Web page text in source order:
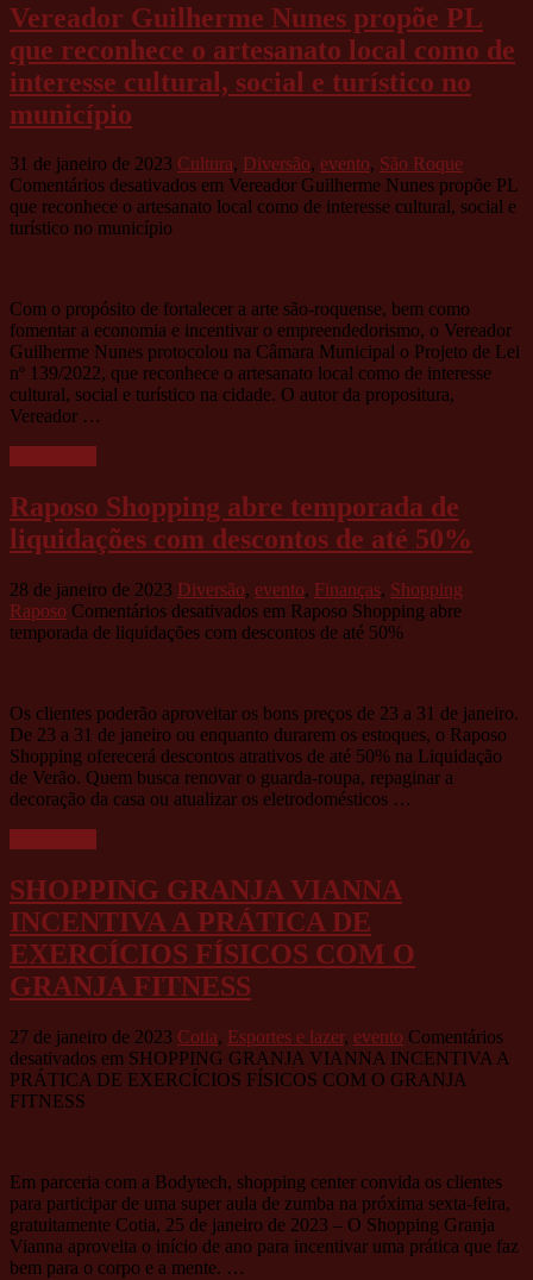
Vereador Guilherme Nunes propõe PL
que reconhece o artesanato local como de
interesse cultural, social e turístico no
município
31 de janeiro de 2023 Cultura, Diversão, evento, São Roque
Comentários desativados em Vereador Guilherme Nunes propõe PL
que reconhece o artesanato local como de interesse cultural, social e
turístico no município
Com o propósito de fortalecer a arte são-roquense, bem como
fomentar a economia e incentivar o empreendedorismo, o Vereador
Guilherme Nunes protocolou na Câmara Municipal o Projeto de Lei
nº 139/2022, que reconhece o artesanato local como de interesse
cultural, social e turístico na cidade. O autor da propositura,
Vereador …
Raposo Shopping abre temporada de
liquidações com descontos de até 50%
28 de janeiro de 2023 Diversão, evento, Finanças, Shopping
Raposo Comentários desativados em Raposo Shopping abre
temporada de liquidações com descontos de até 50%
Os clientes poderão aproveitar os bons preços de 23 a 31 de janeiro.
De 23 a 31 de janeiro ou enquanto durarem os estoques, o Raposo
Shopping oferecerá descontos atrativos de até 50% na Liquidação
de Verão. Quem busca renovar o guarda-roupa, repaginar a
decoração da casa ou atualizar os eletrodomésticos …
SHOPPING GRANJA VIANNA
INCENTIVA A PRÁTICA DE
EXERCÍCIOS FÍSICOS COM O
GRANJA FITNESS
27 de janeiro de 2023 Cotia, Esportes e lazer, evento Comentários
desativados em SHOPPING GRANJA VIANNA INCENTIVA A
PRÁTICA DE EXERCÍCIOS FÍSICOS COM O GRANJA
FITNESS
Em parceria com a Bodytech, shopping center convida os clientes
para participar de uma super aula de zumba na próxima sexta-feira,
gratuitamente Cotia, 25 de janeiro de 2023 – O Shopping Granja
Vianna aproveita o início de ano para incentivar uma prática que faz
bem para o corpo e a mente. …